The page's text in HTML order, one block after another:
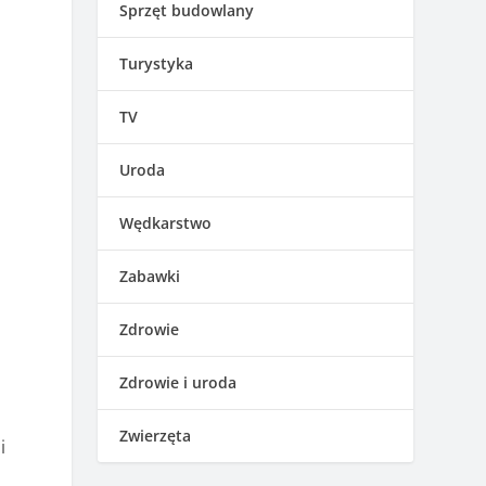
Sprzęt budowlany
Turystyka
TV
Uroda
Wędkarstwo
Zabawki
Zdrowie
Zdrowie i uroda
Zwierzęta